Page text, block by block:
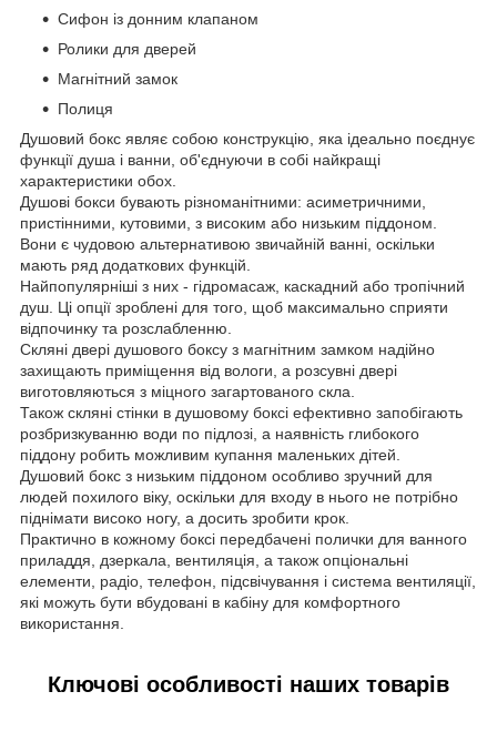
Сифон із донним клапаном
Ролики для дверей
Магнітний замок
Полиця
Душовий бокс являє собою конструкцію, яка ідеально поєднує
функції душа і ванни, об'єднуючи в собі найкращі
характеристики обох.
Душові бокси бувають різноманітними: асиметричними,
пристінними, кутовими, з високим або низьким піддоном.
Вони є чудовою альтернативою звичайній ванні, оскільки
мають ряд додаткових функцій.
Найпопулярніші з них - гідромасаж, каскадний або тропічний
душ. Ці опції зроблені для того, щоб максимально сприяти
відпочинку та розслабленню.
Скляні двері душового боксу з магнітним замком надійно
захищають приміщення від вологи, а розсувні двері
виготовляються з міцного загартованого скла.
Також скляні стінки в душовому боксі ефективно запобігають
розбризкуванню води по підлозі, а наявність глибокого
піддону робить можливим купання маленьких дітей.
Душовий бокс з низьким піддоном особливо зручний для
людей похилого віку, оскільки для входу в нього не потрібно
піднімати високо ногу, а досить зробити крок.
Практично в кожному боксі передбачені полички для ванного
приладдя, дзеркала, вентиляція, а також опціональні
елементи, радіо, телефон, підсвічування і система вентиляції,
які можуть бути вбудовані в кабіну для комфортного
використання.
Ключові особливості наших товарів